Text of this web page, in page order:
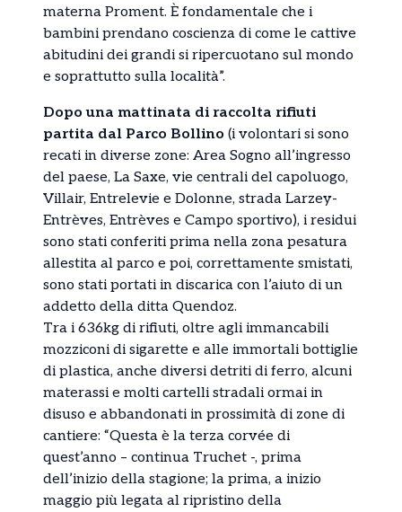
materna Proment. È fondamentale che i
bambini prendano coscienza di come le cattive
abitudini dei grandi si ripercuotano sul mondo
e soprattutto sulla località”.
Dopo una mattinata di raccolta rifiuti
partita dal Parco Bollino (i volontari si sono
recati in diverse zone: Area Sogno all’ingresso
del paese, La Saxe, vie centrali del capoluogo,
Villair, Entrelevie e Dolonne, strada Larzey-
Entrèves, Entrèves e Campo sportivo), i residui
sono stati conferiti prima nella zona pesatura
allestita al parco e poi, correttamente smistati,
sono stati portati in discarica con l’aiuto di un
addetto della ditta Quendoz.
Tra i 636kg di rifiuti, oltre agli immancabili
mozziconi di sigarette e alle immortali bottiglie
di plastica, anche diversi detriti di ferro, alcuni
materassi e molti cartelli stradali ormai in
disuso e abbandonati in prossimità di zone di
cantiere: “Questa è la terza corvée di
quest’anno – continua Truchet -, prima
dell’inizio della stagione; la prima, a inizio
maggio più legata al ripristino della